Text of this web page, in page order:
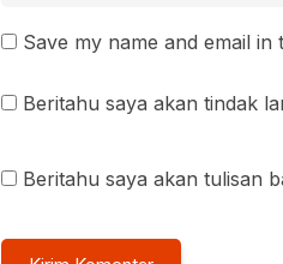
Save my name and email
Beritahu saya akan tindak
Beritahu saya akan tulisan